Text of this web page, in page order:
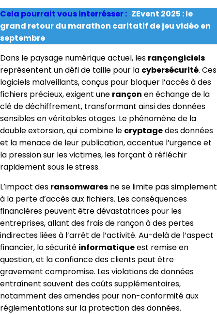
Cela pourrait vous interrésser : ZEvent 2025 : le
grand retour du marathon caritatif de jeu vidéo en
septembre
Dans le paysage numérique actuel, les rançongiciels
représentent un défi de taille pour la cybersécurité. Ces
logiciels malveillants, conçus pour bloquer l’accès à des
fichiers précieux, exigent une rançon en échange de la
clé de déchiffrement, transformant ainsi des données
sensibles en véritables otages. Le phénomène de la
double extorsion, qui combine le cryptagedes données
et la menace de leur publication, accentue l’urgence et
la pression sur les victimes, les forçant à réfléchir
rapidement sous le stress.
L’impact des ransomwares ne se limite pas simplement
à la perte d’accès aux fichiers. Les conséquences
financières peuvent être dévastatrices pour les
entreprises, allant des frais de rançon à des pertes
indirectes liées à l’arrêt de l’activité. Au-delà de l’aspect
financier, la sécurité informatiqueest remise en
question, et la confiance des clients peut être
gravement compromise. Les violations de données
entraînent souvent des coûts supplémentaires,
notamment des amendes pour non-conformité aux
réglementations sur la protection des données.